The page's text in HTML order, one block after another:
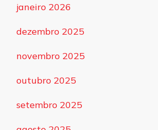
janeiro 2026
dezembro 2025
novembro 2025
outubro 2025
setembro 2025